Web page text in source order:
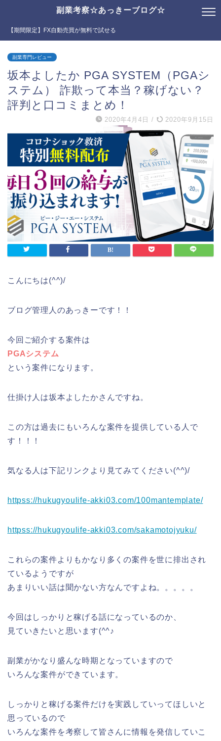
副業考察☆あっきーブログ☆
【期間限定】FX自動売買が無料で試せる
副業専門レビュー
坂本よしたか PGA SYSTEM（PGAシ
ステム） 詐欺って本当？稼げない？
評判と口コミまとめ！
2020年4月4日 / 2020年9月15日
こんにちは(^^)/
ブログ管理人のあっきーです！！
今回ご紹介する案件は
PGAシステム
という案件になります。
仕掛け人は坂本よしたかさんですね。
この方は過去にもいろんな案件を提供している人で
す！！！
気なる人は下記リンクより見てみてください(^^)/
httpss://hukugyoulife-akki03.com/100mantemplate/
httpss://hukugyoulife-akki03.com/sakamotojyuku/
これらの案件よりもかなり多くの案件を世に排出され
ているようですが
あまりいい話は聞かない方なんですよね。。。。。
今回はしっかりと稼げる話になっているのか、
見ていきたいと思います(^^♪
副業がかなり盛んな時期となっていますので
いろんな案件ができています。
しっかりと稼げる案件だけを実践していってほしいと
思っているので
いろんな案件を考察して皆さんに情報を発信していこ